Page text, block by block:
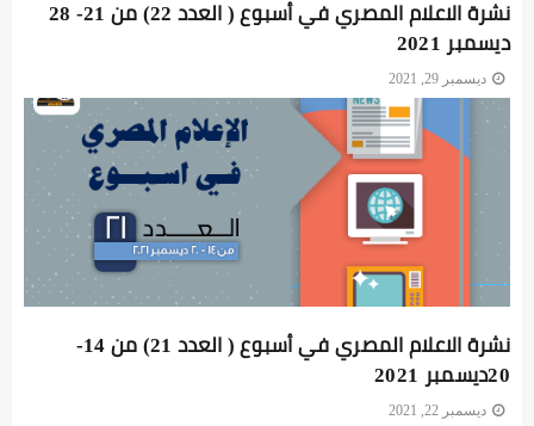
نشرة الاعلام المصري في أسبوع ( العدد 22) من 21- 28
ديسمبر 2021
ديسمبر 29, 2021
نشرة الاعلام المصري في أسبوع ( العدد 21) من 14-
20ديسمبر 2021
ديسمبر 22, 2021